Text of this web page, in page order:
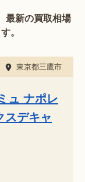
最新の買取相場
。
東京都三鷹市
ュ ナポレ
スデキャ